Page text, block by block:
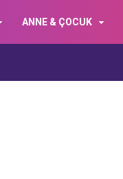
ANNE & ÇOCUK